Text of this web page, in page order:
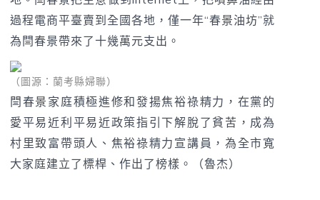
過程電商平臺賣到全國各地，僅一年“春景油坊”就
為閆春景帶來了十幾萬元支出。
（圖源：蘭考縣婦聯）
閆春景家庭積極進修和發揚焦裕祿精力，在黨的
愛平易近利平易近政策指引下解脫了貧苦，成為
村里致富帶頭人、焦裕祿精力宣講員，為全市寬
大家庭建立了標桿、作出了榜樣。
（魯杰）